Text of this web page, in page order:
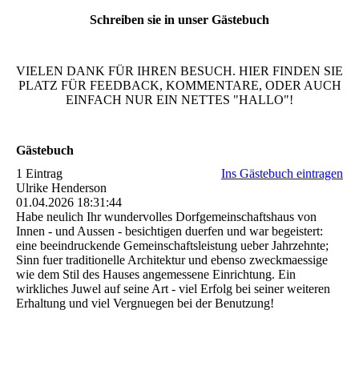
Schreiben sie in unser Gästebuch
VIELEN DANK FÜR IHREN BESUCH. HIER FINDEN SIE
PLATZ FÜR FEEDBACK, KOMMENTARE, ODER AUCH
EINFACH NUR EIN NETTES "HALLO"!
Gästebuch
1 Eintrag
Ins Gästebuch eintragen
Ulrike Henderson
01.04.2026 18:31:44
Habe neulich Ihr wundervolles Dorfgemeinschaftshaus von
Innen - und Aussen - besichtigen duerfen und war begeistert:
eine beeindruckende Gemeinschaftsleistung ueber Jahrzehnte;
Sinn fuer traditionelle Architektur und ebenso zweckmaessige
wie dem Stil des Hauses angemessene Einrichtung. Ein
wirkliches Juwel auf seine Art - viel Erfolg bei seiner weiteren
Erhaltung und viel Vergnuegen bei der Benutzung!